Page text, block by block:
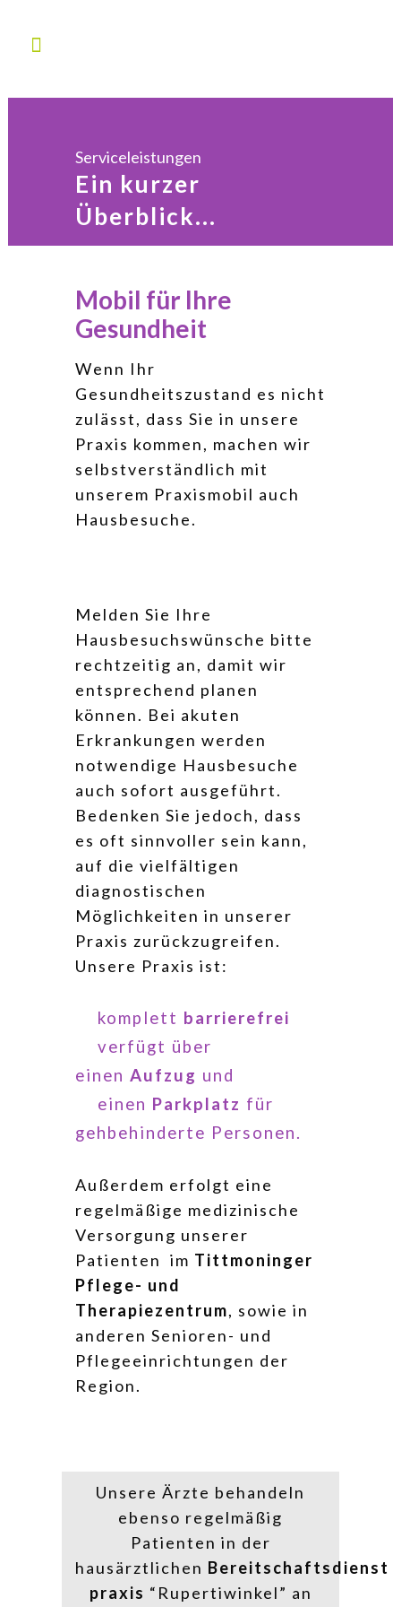
Serviceleistungen
Ein kurzer
Überblick...
Mobil für Ihre
Gesundheit
Wenn Ihr
Gesundheitszustand es nicht
zulässt, dass Sie in unsere
Praxis kommen, machen wir
selbstverständlich mit
unserem Praxismobil auch
Hausbesuche.
Melden Sie Ihre
Hausbesuchswünsche bitte
rechtzeitig an, damit wir
entsprechend planen
können. Bei akuten
Erkrankungen werden
notwendige Hausbesuche
auch sofort ausgeführt.
Bedenken Sie jedoch, dass
es oft sinnvoller sein kann,
auf die vielfältigen
diagnostischen
Möglichkeiten in unserer
Praxis zurückzugreifen.
Unsere Praxis ist:
komplett barrierefrei
verfügt über
einen Aufzug und
einen Parkplatz für
gehbehinderte Personen.
Außerdem erfolgt eine
regelmäßige medizinische
Versorgung unserer
Patienten im Tittmoninger
Pflege- und
Therapiezentrum, sowie in
anderen Senioren- und
Pflegeeinrichtungen der
Region.
Unsere Ärzte behandeln
ebenso regelmäßig
Patienten in der
hausärztlichen Bereitschaftsdienst
praxis “Rupertiwinkel” an